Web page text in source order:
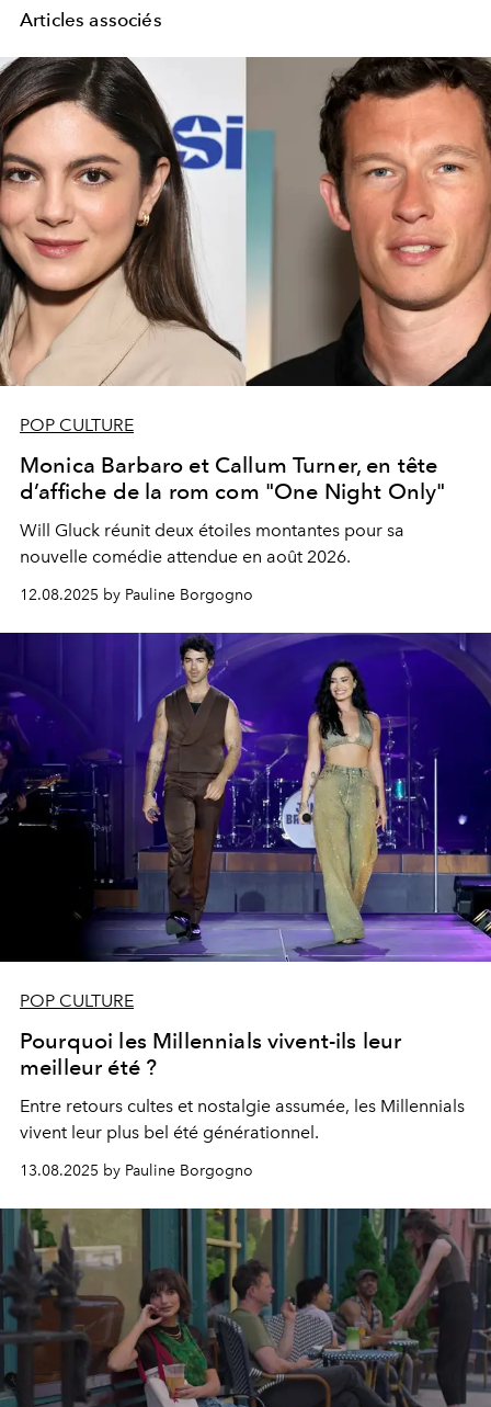
Articles associés
POP CULTURE
Monica Barbaro et Callum Turner, en tête
d’affiche de la rom com "One Night Only"
Will Gluck réunit deux étoiles montantes pour sa
nouvelle comédie attendue en août 2026.
12.08.2025 by Pauline Borgogno
POP CULTURE
Pourquoi les Millennials vivent-ils leur
meilleur été ?
Entre retours cultes et nostalgie assumée, les Millennials
vivent leur plus bel été générationnel.
13.08.2025 by Pauline Borgogno